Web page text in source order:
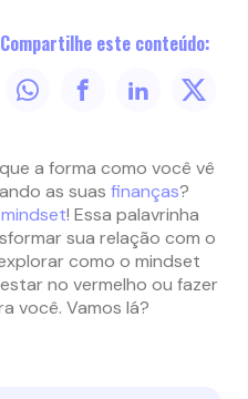
Compartilhe este conteúdo:
a forma como você vê
as suas finanças?
mindset! Essa palavrinha
sua relação com o
como o mindset
no vermelho ou fazer
você. Vamos lá?